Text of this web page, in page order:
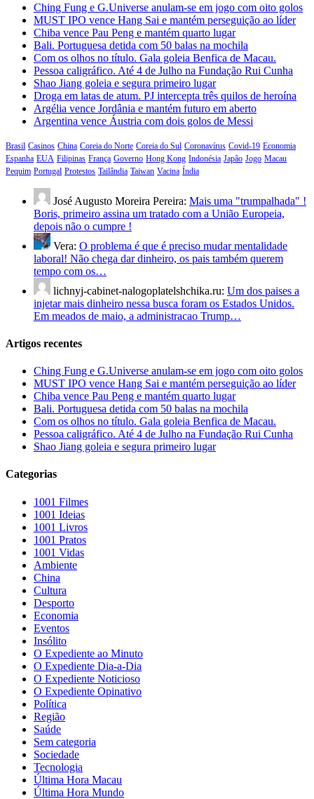
Ching Fung e G.Universe anulam-se em jogo com oito golos
MUST IPO vence Hang Sai e mantém perseguição ao líder
Chiba vence Pau Peng e mantém quarto lugar
Bali. Portuguesa detida com 50 balas na mochila
Com os olhos no título. Gala goleia Benfica de Macau.
Pessoa caligráfico. Até 4 de Julho na Fundação Rui Cunha
Shao Jiang goleia e segura primeiro lugar
Droga em latas de atum. PJ intercepta três quilos de heroína
Argélia vence Jordânia e mantém futuro em aberto
Argentina vence Áustria com dois golos de Messi
Brasil Casinos China Coreia do Norte Coreia do Sul Coronavírus Covid-19 Economia
Espanha EUA Filipinas França Governo Hong Kong Indonésia Japão Jogo Macau
Pequim Portugal Protestos Tailândia Taiwan Vacina Índia
José Augusto Moreira Pereira: Mais uma "trumpalhada" !
Boris, primeiro assina um tratado com a União Europeia,
depois não o cumpre !
Vera: O problema é que é preciso mudar mentalidade
laboral! Não chega dar dinheiro, os pais também querem
tempo com os…
lichnyj-cabinet-nalogoplatelshchika.ru: Um dos paises a
injetar mais dinheiro nessa busca foram os Estados Unidos.
Em meados de maio, a administracao Trump…
Artigos recentes
Ching Fung e G.Universe anulam-se em jogo com oito golos
MUST IPO vence Hang Sai e mantém perseguição ao líder
Chiba vence Pau Peng e mantém quarto lugar
Bali. Portuguesa detida com 50 balas na mochila
Com os olhos no título. Gala goleia Benfica de Macau.
Pessoa caligráfico. Até 4 de Julho na Fundação Rui Cunha
Shao Jiang goleia e segura primeiro lugar
Categorias
1001 Filmes
1001 Ideias
1001 Livros
1001 Pratos
1001 Vidas
Ambiente
China
Cultura
Desporto
Economia
Eventos
Insólito
O Expediente ao Minuto
O Expediente Dia-a-Dia
O Expediente Noticioso
O Expediente Opinativo
Política
Região
Saúde
Sem categoria
Sociedade
Tecnologia
Última Hora Macau
Última Hora Mundo